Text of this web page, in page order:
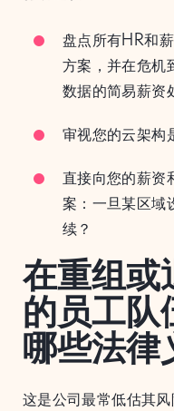
盘点所有HR和
方案，并在危机
数据的简易薪资
审视您的云架构
直接向您的薪资
案：一旦某区域
续？
在重组或
的员工队
哪些法律
这是公司最常低估其